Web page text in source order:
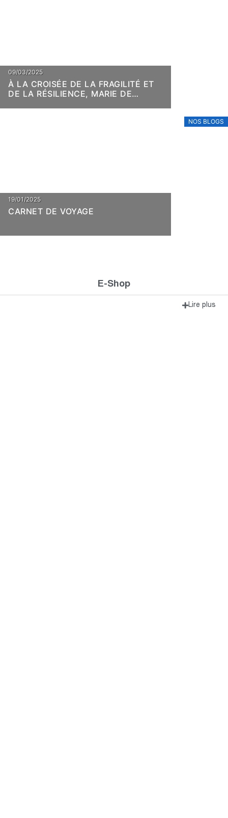
09/03/2025
À LA CROISÉE DE LA FRAGILITÉ ET
DE LA RÉSILIENCE, MARIE DE
NOS BLOGS
19/01/2025
CARNET DE VOYAGE
E-Shop
Lire plus